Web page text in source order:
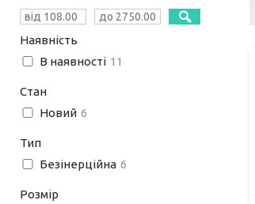
Наявність
В наявності 11
Стан
Новий 6
Тип
Безінерційна 6
Розмір